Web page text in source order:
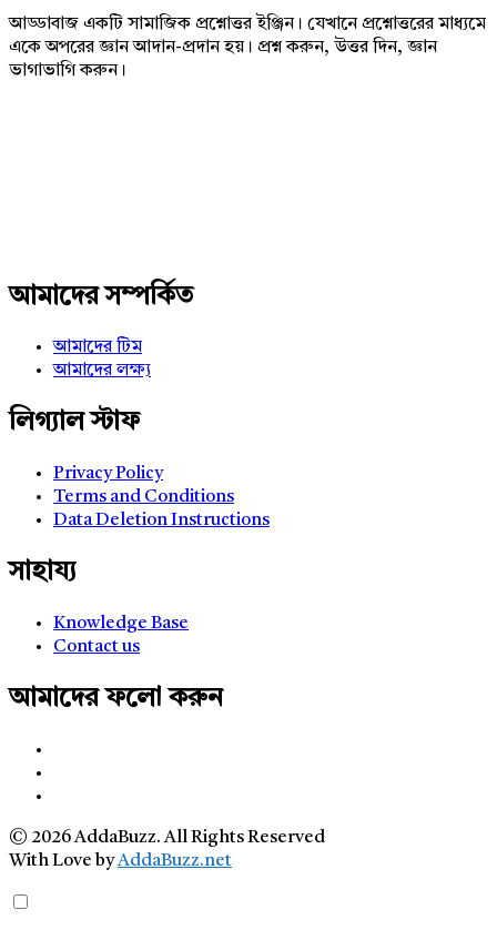
আড্ডাবাজ একটি সামাজিক প্রশ্নোত্তর ইঞ্জিন। যেখানে প্রশ্নোত্তরের মাধ্যমে
একে অপরের জ্ঞান আদান-প্রদান হয়। প্রশ্ন করুন, উত্তর দিন, জ্ঞান
ভাগাভাগি করুন।
আমাদের সম্পর্কিত
আমাদের টিম
আমাদের লক্ষ্য
লিগ্যাল স্টাফ
Privacy Policy
Terms and Conditions
Data Deletion Instructions
সাহায্য
Knowledge Base
Contact us
আমাদের ফলো করুন
© 2026 AddaBuzz. All Rights Reserved
With Love byAddaBuzz.net